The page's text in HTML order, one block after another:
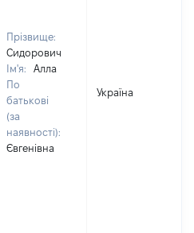
Прізвище:
Сидорович
Ім'я:
Алла
По
батькові
(за
наявності):
Євгенівна
Україна